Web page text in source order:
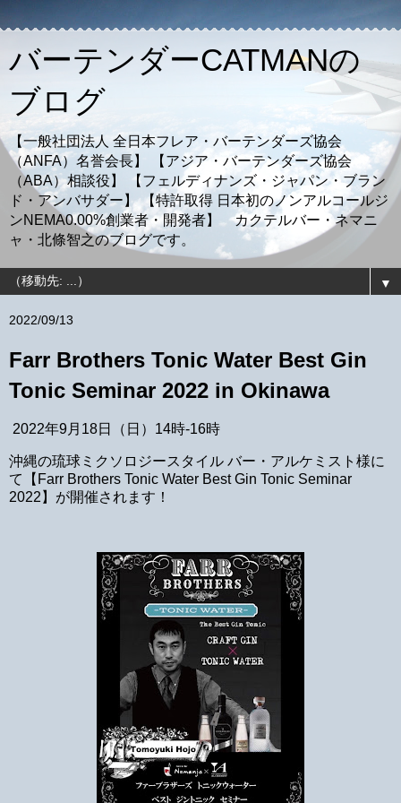
バーテンダーCATMANの
ブログ
【一般社団法人 全日本フレア・バーテンダーズ協会
（ANFA）名誉会長】 【アジア・バーテンダーズ協会
（ABA）相談役】 【フェルディナンズ・ジャパン・ブラン
ド・アンバサダー】 【特許取得 日本初のノンアルコールジ
ンNEMA0.00%創業者・開発者】 カクテルバー・ネマニ
ャ・北條智之のブログです。
▼
2022/09/13
Farr Brothers Tonic Water Best Gin
Tonic Seminar 2022 in Okinawa
2022年9月18日（日）14時-16時
沖縄の琉球ミクソロジースタイル バー・アルケミスト様に
て【Farr Brothers Tonic Water Best Gin Tonic Seminar
2022】が開催されます！